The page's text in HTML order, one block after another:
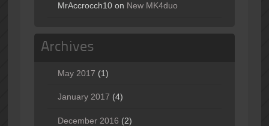
MrAccrocch10on New MK4duo
Archives
May 2017 (1)
January 2017 (4)
December 2016 (2)